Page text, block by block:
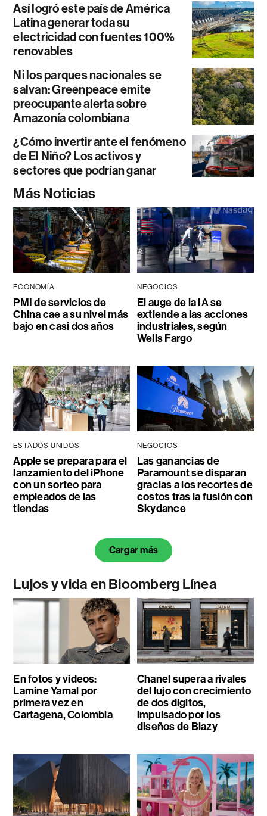
Así logró este país de América
Latina generar toda su
electricidad con fuentes 100%
renovables
Ni los parques nacionales se
salvan: Greenpeace emite
preocupante alerta sobre
Amazonía colombiana
¿Cómo invertir ante el fenómeno
de El Niño? Los activos y
sectores que podrían ganar
Más Noticias
ECONOMÍA
PMI de servicios de
China cae a su nivel más
bajo en casi dos años
NEGOCIOS
El auge de la IA se
extiende a las acciones
industriales, según
Wells Fargo
ESTADOS UNIDOS
Apple se prepara para el
lanzamiento del iPhone
con un sorteo para
empleados de las
tiendas
NEGOCIOS
Las ganancias de
Paramount se disparan
gracias a los recortes de
costos tras la fusión con
Skydance
Cargar más
Lujos y vida en Bloomberg Línea
En fotos y videos:
Lamine Yamal por
primera vez en
Cartagena, Colombia
Chanel supera a rivales
del lujo con crecimiento
de dos dígitos,
impulsado por los
diseños de Blazy